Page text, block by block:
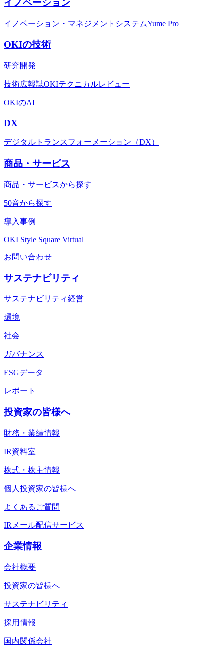
イノベーション
イノベーション・マネジメントシステムYume Pro
OKIの技術
研究開発
技術広報誌OKIテクニカルレビュー
OKIのAI
DX
デジタルトランスフォーメーション（DX）
商品・サービス
商品・サービスから探す
50音から探す
導入事例
OKI Style Square Virtual
お問い合わせ
サステナビリティ
サステナビリティ経営
環境
社会
ガバナンス
ESGデータ
レポート
投資家の皆様へ
財務・業績情報
IR資料室
株式・株主情報
個人投資家の皆様へ
よくあるご質問
IRメール配信サービス
企業情報
会社概要
投資家の皆様へ
サステナビリティ
採用情報
国内関係会社